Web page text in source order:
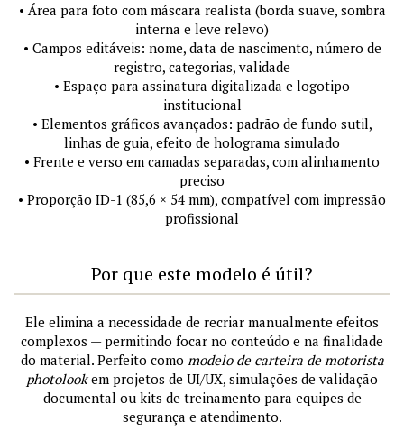
• Área para foto com máscara realista (borda suave, sombra
interna e leve relevo)
• Campos editáveis: nome, data de nascimento, número de
registro, categorias, validade
• Espaço para assinatura digitalizada e logotipo
institucional
• Elementos gráficos avançados: padrão de fundo sutil,
linhas de guia, efeito de holograma simulado
• Frente e verso em camadas separadas, com alinhamento
preciso
• Proporção ID-1 (85,6 × 54 mm), compatível com impressão
profissional
Por que este modelo é útil?
Ele elimina a necessidade de recriar manualmente efeitos
complexos — permitindo focar no conteúdo e na finalidade
do material. Perfeito como modelo de carteira de motorista
photolookem projetos de UI/UX, simulações de validação
documental ou kits de treinamento para equipes de
segurança e atendimento.